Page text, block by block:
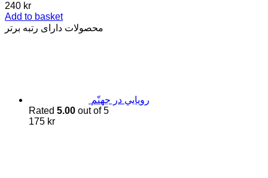
240 kr
Add to basket
محصولات دارای رتبه برتر
رويايي در جهنّم
Rated 5.00 out of 5
175 kr